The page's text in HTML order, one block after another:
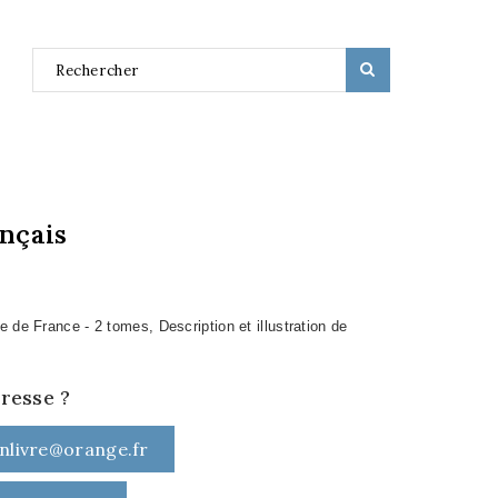
de France - 2 tomes, Description et illustration de
?